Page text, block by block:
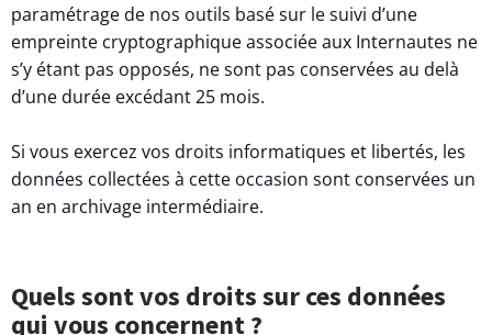
paramétrage de nos outils basé sur le suivi d’une
empreinte cryptographique associée aux Internautes ne
s’y étant pas opposés, ne sont pas conservées au delà
d’une durée excédant 25 mois.
Si vous exercez vos droits informatiques et libertés, les
données collectées à cette occasion sont conservées un
an en archivage intermédiaire.
Quels sont vos droits sur ces données
qui vous concernent ?